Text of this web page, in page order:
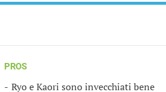
PROS
Ryo e Kaori sono invecchiati bene